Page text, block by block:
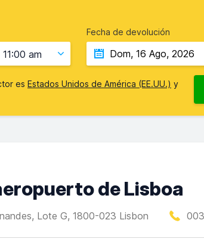
11:00 am
Fecha de devolución
es Estados Unidos de América (EE.UU.) y
de Lisboa
Lote G, 1800-023 Lisbon